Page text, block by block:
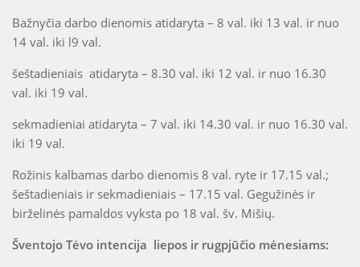
Bažnyčia darbo dienomis atidaryta – 8 val. iki 13 val. ir nuo
14 val. iki l9 val.
šeštadieniais atidaryta – 8.30 val. iki 12 val. ir nuo 16.30
val. iki 19 val.
sekmadieniai atidaryta – 7 val. iki 14.30 val. ir nuo 16.30 val.
iki 19 val.
Rožinis kalbamas darbo dienomis 8 val. ryte ir 17.15 val.;
šeštadieniais ir sekmadieniais – 17.15 val. Gegužinės ir
birželinės pamaldos vyksta po 18 val. šv. Mišių.
Šventojo Tėvo intencija liepos ir rugpjūčio mėnesiams: